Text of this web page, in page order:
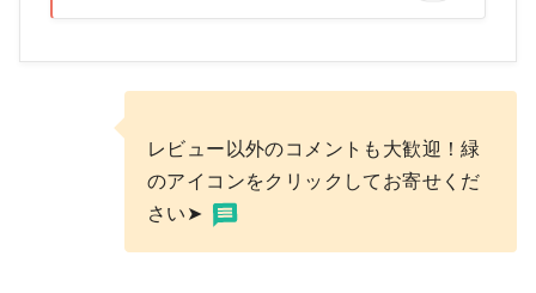
レビュー以外のコメントも大歓迎！緑
のアイコンをクリックしてお寄せくだ
さい➤